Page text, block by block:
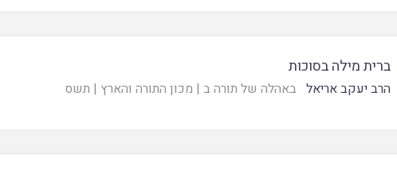
ברית מילה בסוכות
הרב יעקב אריאל באהלה של תורה ב | מכון התורה והארץ | תשס